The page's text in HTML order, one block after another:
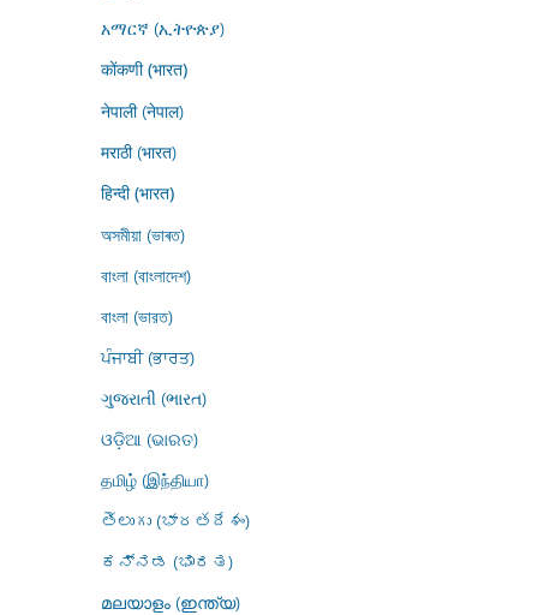
አማርኛ (ኢትዮጵያ)
कोंकणी (भारत)
नेपाली (नेपाल)
मराठी (भारत)
हिन्दी (भारत)
অসমীয়া (ভাৰত)
বাংলা (বাংলাদেশ)
বাংলা (ভারত)
ਪੰਜਾਬੀ (ਭਾਰਤ)
ગુજરાતી (ભારત)
ଓଡ଼ିଆ (ଭାରତ)
தமிழ் (இந்தியா)
తెలుగు (భారతదేశం)
ಕನ್ನಡ (ಭಾರತ)
മലയാളം (ഇന്ത്യ)